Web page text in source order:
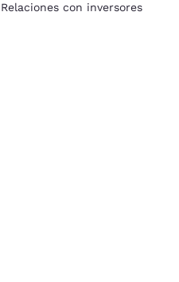
Relaciones con inversores